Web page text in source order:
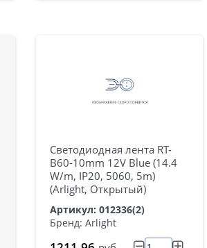
Светодиодная лента RT-
B60-10mm 12V Blue (14.4
W/m, IP20, 5060, 5m)
(Arlight, Открытый)
Артикул: 012336(2)
Бренд: Arlight